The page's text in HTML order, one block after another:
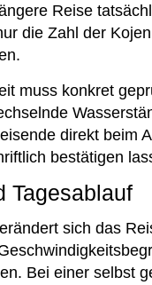
Reise
die Zahl der
muss konkret
direkt beim
bestätigen
Tagesablauf
sich das
Bei einer selbst